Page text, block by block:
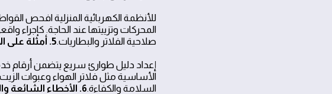
للأنظمة الكهربائية المنزلية افحص
المحركات وتزييتها عند الحاجة. كإجراء
صلاحية الفلاتر والبطاريات. 5. أمثلة على الاستعداد للأزمات
إعداد دليل طوارئ سريع يتضمن أرقام
الأساسية مثل فلاتر الهواء وعبوات
السلامة والكفاءة.6. الأخطاء الشائعة والاحترازات